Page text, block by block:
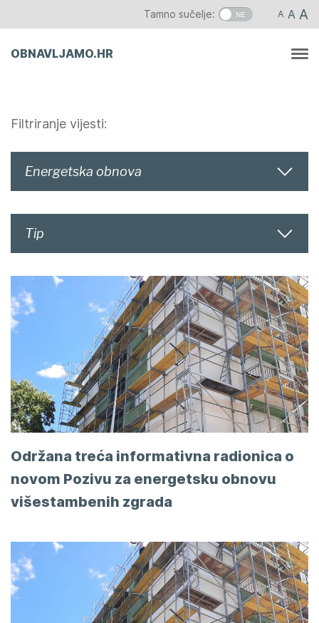
content
Tamno sučelje: A A A
OBNAVLJAMO.HR
Filtriranje vijesti:
Energetska obnova
Tip
Održana treća informativna radionica o
novom Pozivu za energetsku obnovu
višestambenih zgrada